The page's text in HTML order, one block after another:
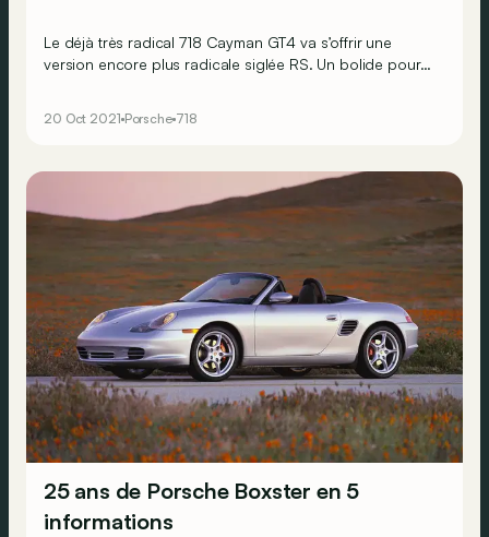
Le déjà très radical 718 Cayman GT4 va s’offrir une
version encore plus radicale siglée RS. Un bolide pour
20 Oct 2021 Porsche 718
25 ans de Porsche Boxster en 5
informations